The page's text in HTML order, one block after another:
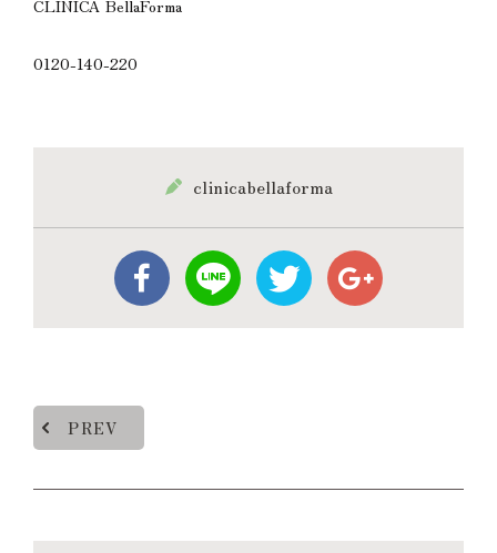
CLINICA BellaForma
0120-140-220
clinicabellaforma
PREV